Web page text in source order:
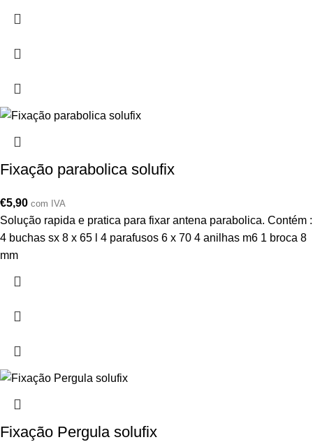
Fixação parabolica solufix
€5,90 com IVA
Solução rapida e pratica para fixar antena parabolica. Contém :
4 buchas sx 8 x 65 l 4 parafusos 6 x 70 4 anilhas m6 1 broca 8
mm
Fixação Pergula solufix